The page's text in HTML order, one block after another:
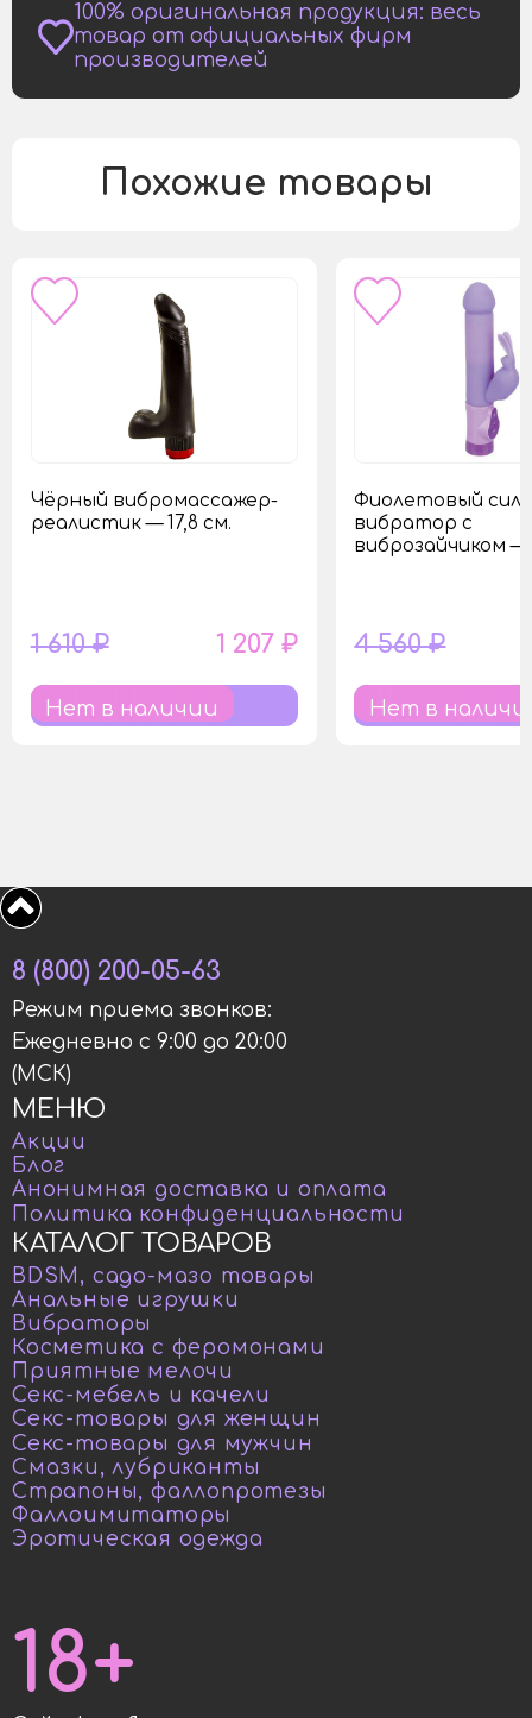
100% оригинальная продукция: весь
товар от официальных фирм
производителей
Похожие товары
Чёрный вибромассажер-
реалистик — 17,8 см.
1 610 ₽ 1 207 ₽
Нет в наличии
Фиолетовый
вибратор с
виброзайчиком —
4 560 ₽
Нет в
КАТАЛОГ ТОВАРОВ
BDSM, садо-мазо товары
Анальные игрушки
Вибраторы
Косметика с феромонами
Приятные мелочи
Секс-мебель и качели
Секс-товары для женщин
Секс-товары для мужчин
Смазки, лубриканты
Страпоны, фаллопротезы
Фаллоимитаторы
Эротическая одежда
МЕНЮ
Акции
Блог
Анонимная доставка и оплата
Политика конфиденциальности
8 (800) 200-05-63
Режим приема звонков:
Ежедневно с 9:00 до 20:00
(МСК)
18+